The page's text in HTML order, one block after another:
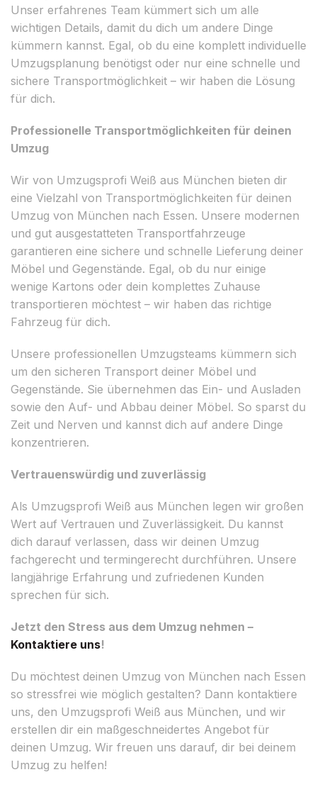
Unser erfahrenes Team kümmert sich um alle
wichtigen Details, damit du dich um andere Dinge
kümmern kannst. Egal, ob du eine komplett individuelle
Umzugsplanung benötigst oder nur eine schnelle und
sichere Transportmöglichkeit – wir haben die Lösung
für dich.
Professionelle Transportmöglichkeiten für deinen
Umzug
Wir von Umzugsprofi Weiß aus München bieten dir
eine Vielzahl von Transportmöglichkeiten für deinen
Umzug von München nach Essen. Unsere modernen
und gut ausgestatteten Transportfahrzeuge
garantieren eine sichere und schnelle Lieferung deiner
Möbel und Gegenstände. Egal, ob du nur einige
wenige Kartons oder dein komplettes Zuhause
transportieren möchtest – wir haben das richtige
Fahrzeug für dich.
Unsere professionellen Umzugsteams kümmern sich
um den sicheren Transport deiner Möbel und
Gegenstände. Sie übernehmen das Ein- und Ausladen
sowie den Auf- und Abbau deiner Möbel. So sparst du
Zeit und Nerven und kannst dich auf andere Dinge
konzentrieren.
Vertrauenswürdig und zuverlässig
Als Umzugsprofi Weiß aus München legen wir großen
Wert auf Vertrauen und Zuverlässigkeit. Du kannst
dich darauf verlassen, dass wir deinen Umzug
fachgerecht und termingerecht durchführen. Unsere
langjährige Erfahrung und zufriedenen Kunden
sprechen für sich.
Jetzt den Stress aus dem Umzug nehmen –
Kontaktiere uns!
Du möchtest deinen Umzug von München nach Essen
so stressfrei wie möglich gestalten? Dann kontaktiere
uns, den Umzugsprofi Weiß aus München, und wir
erstellen dir ein maßgeschneidertes Angebot für
deinen Umzug. Wir freuen uns darauf, dir bei deinem
Umzug zu helfen!